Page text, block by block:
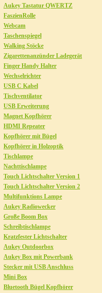
Aukey Tastatur QWERTZ
FaszienRolle
Webcam
Taschenspiegel
Walking Stöcke
Zigarettenanzünder Ladegerät
Finger Handy Halter
Wechselrichter
USB C Kabel
Tischventilator
USB Erweiterung
Magnet Kopfhörer
HDMI Repeater
Kopfhörer mit Bügel
Kopfhörer in Holzoptik
Tischlampe
Nachttischlampe
Touch Lichtschalter Version 1
Touch Lichtschalter Version 2
Multifunktions Lampe
Aukey Radiowecker
Große Boom Box
Schreibtischlampe
Kratzfester Lichtschalter
Aukey Outdoorbox
Aukey Box mit Powerbank
Stecker mit USB Anschluss
Mini Box
Bluetooth Bügel Kopfhörer